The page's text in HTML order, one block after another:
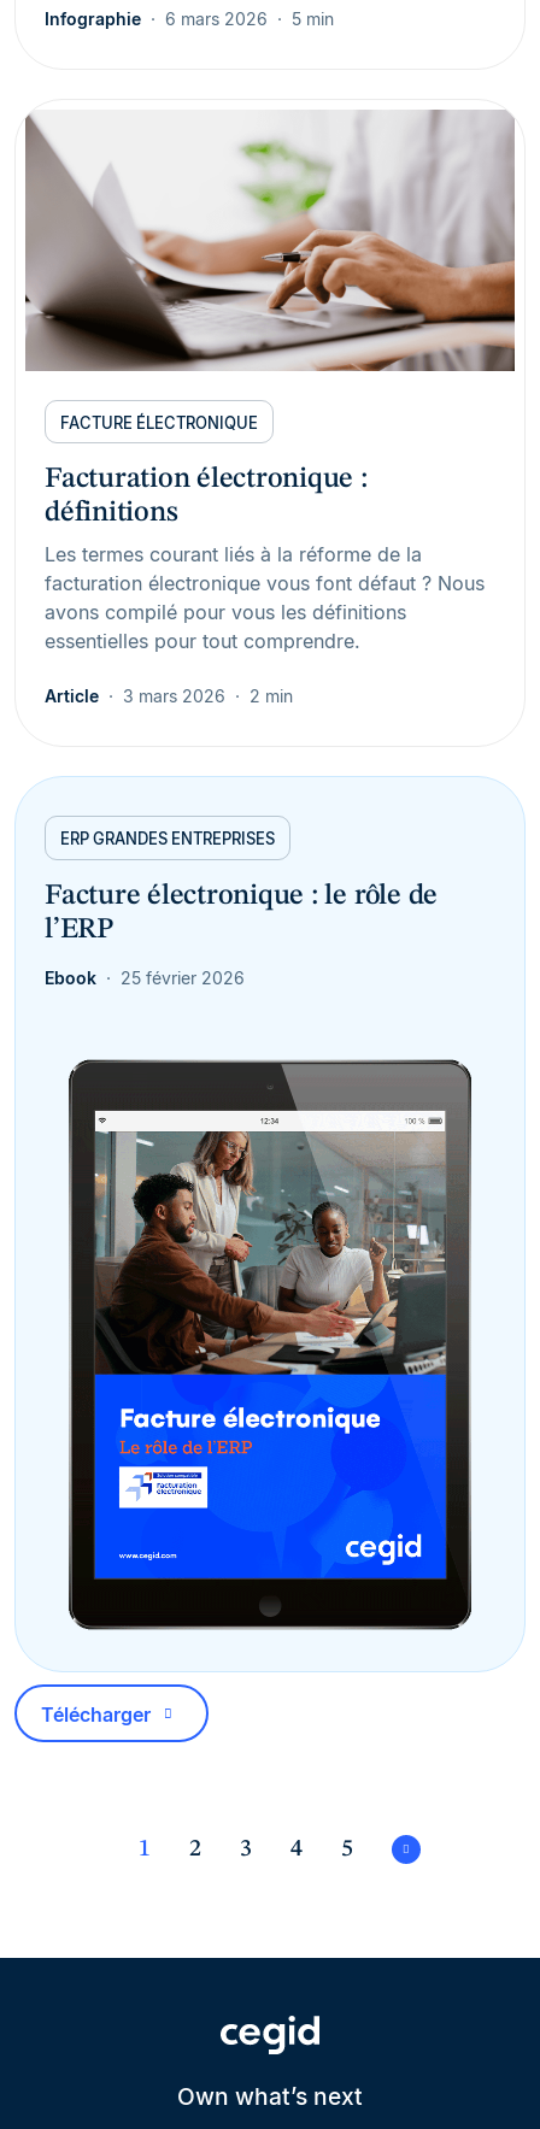
Infographie 6 mars 2026 5 min
FACTURE ÉLECTRONIQUE
Facturation électronique :
définitions
Les termes courant liés à la réforme de la
facturation électronique vous font défaut ? Nous
avons compilé pour vous les définitions
essentielles pour tout comprendre.
Article 3 mars 2026 2 min
ERP GRANDES ENTREPRISES
Facture électronique : le rôle de
l’ERP
Ebook 25 février 2026
Télécharger
1 2 3 4 5
Own what’s next